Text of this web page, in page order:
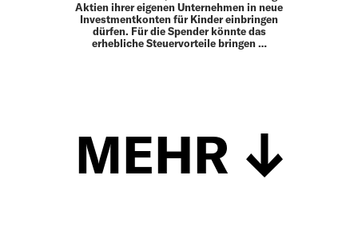
Aktien ihrer eigenen Unternehmen in neue
Investmentkonten für Kinder einbringen
dürfen. Für die Spender könnte das
erhebliche Steuervorteile bringen …
MEHR